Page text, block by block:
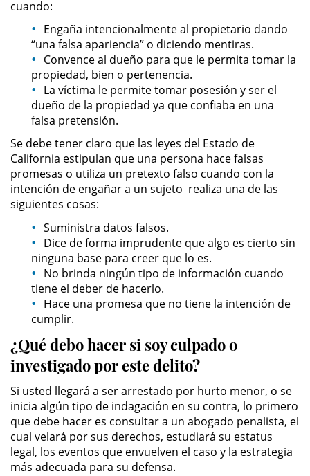
Drogas
Posesión De Una Sustancia
Controlada Para La Venta
Posesión De Metanfetamina
Posesión de Marihuana para la
Venta
El Programa de Desviación
Previo al Juicio PC 1000
Transporte De Una Sustancia
Controlada Para La Venta
Delitos de Fraude
Fraude a Programas de
Fraude al Sistema de Salud
Fraude con Cheques
Fraude Inmobiliario
Fraude de Juego
cuando:
Engaña intencionalmente al propietario dando
“una falsa apariencia” o diciendo mentiras.
Convence al dueño para que le permita tomar la
propiedad, bien o pertenencia.
La víctima le permite tomar posesión y ser el
dueño de la propiedad ya que confiaba en una
falsa pretensión.
Se debe tener claro que las leyes del Estado de
California estipulan que una persona hace falsas
promesas o utiliza un pretexto falso cuando con la
intención de engañar a un sujeto realiza una de las
siguientes cosas:
Suministra datos falsos.
Dice de forma imprudente que algo es cierto sin
ninguna base para creer que lo es.
No brinda ningún tipo de información cuando
tiene el deber de hacerlo.
Hace una promesa que no tiene la intención de
cumplir.
¿Qué debo hacer si soy culpado o
investigado por este delito?
Si usted llegará a ser arrestado por hurto menor, o se
inicia algún tipo de indagación en su contra, lo primero
que debe hacer es consultar a un abogado penalista, el
cual velará por sus derechos, estudiará su estatus
legal, los eventos que envuelven el caso y la estrategia
más adecuada para su defensa.